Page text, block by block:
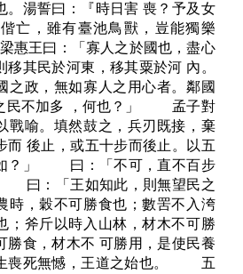
。湯誓曰：『時日害 喪？予及女
亡，雖有臺池鳥獸，豈能獨樂
曰：「寡人之於國也，盡心
其民於河東，移其粟於河 內。
之政，無如寡人之用心者。鄰國
民不加多 ，何也？」 孟子對
戰喻。填然鼓之，兵刃既接，棄
而 後止，或五十步而後止。以五
？」 曰：「不可，直不百步
曰：「王如知此，則無望民之
時，穀不可勝食也；數罟不入洿
；斧斤以時入山林，材木不可勝
勝食，材木不 可勝用，是使民養
喪死無憾，王道之始也。 五